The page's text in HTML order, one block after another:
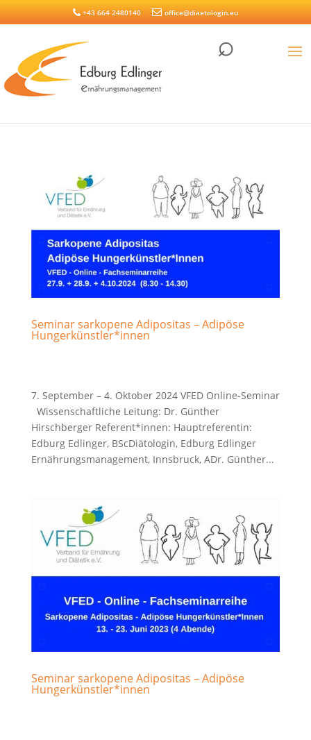
+43 664 2480140 office@diaetologin.eu
Seminar sarkopene Adipositas – Adipöse
Hungerkünstler*innen
7. September – 4. Oktober 2024 VFED Online-Seminar
Wissenschaftliche Leitung: Dr. Günther
Hirschberger Referent*innen: Hauptreferentin:
Edburg Edlinger, BScDiätologin, Edburg Edlinger
Ernährungsmanagement, Innsbruck, ADr. Günther...
Seminar sarkopene Adipositas – Adipöse
Hungerkünstler*innen